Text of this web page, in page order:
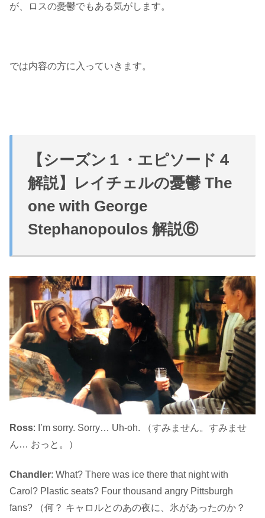
が、ロスの憂鬱でもある気がします。
では内容の方に入っていきます。
【シーズン１・エピソード４
解説】レイチェルの憂鬱 The
one with George
Stephanopoulos 解説⑥
Ross: I’m sorry. Sorry… Uh-oh. （すみません。すみませ
ん… おっと。）
Chandler: What? There was ice there that night with
Carol? Plastic seats? Four thousand angry Pittsburgh
fans? （何？ キャロルとのあの夜に、氷があったのか？